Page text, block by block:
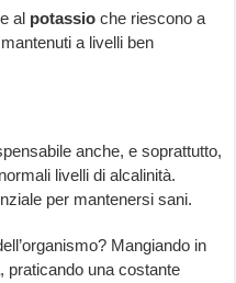
e al potassio che riescono a
a livelli ben
anche, e soprattutto,
livelli di alcalinità.
per mantenersi sani.
Mangiando in
praticando una costante